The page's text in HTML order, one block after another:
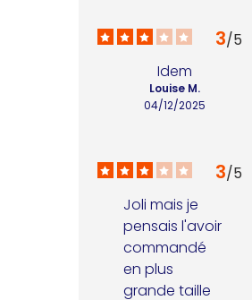
3/5
Idem
04/12/2025
Louise M.
3/5
Joli mais je
pensais l'avoir
commandé
en plus
grande taille